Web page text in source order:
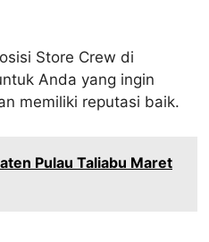
Store Crew di
Anda yang ingin
memiliki reputasi baik.
Pulau Taliabu Maret